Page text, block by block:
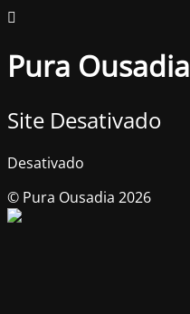
Pura Ousadia
Site Desativado
Desativado
© Pura Ousadia 2026